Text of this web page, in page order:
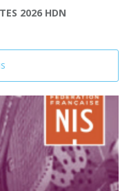
2026 HDN